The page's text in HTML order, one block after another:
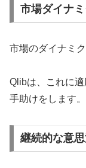
市場ダイナ
市場のダイナミ
Qlibは、これに
手助けをします。
継続的な意